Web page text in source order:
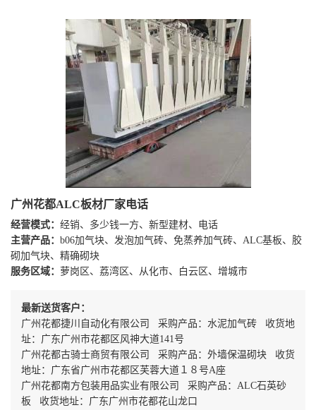
广州花都ALC板材厂家电话
经营模式： 经销、多少钱一方、新型建材、电话
主营产品： b06加气块、发泡加气砖、免蒸养加气砖、ALC基板、胶
砌加气块、精确砌块
服务区域： 萝岗区、荔湾区、从化市、白云区、增城市
最新送货客户：
广州花都捷川自动化有限公司 采购产品：水泥加气砖 收货地
址：广东广州市花都区风神大道141号
广州花都古骑士商贸有限公司 采购产品：外墙保温砌块 收货
地址：广东省广州市花都区芙蓉大道１８号A座
广州花都南方包装用品实业有限公司 采购产品：ALC石英砂
板 收货地址：广东广州市花都花山龙口